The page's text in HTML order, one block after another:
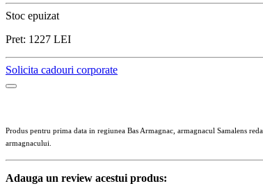
Stoc epuizat
Pret: 1227 LEI
Solicita cadouri corporate
Produs pentru prima data in regiunea Bas Armagnac, armagnacul Samalens
armagnacului.
Adauga un review acestui produs: